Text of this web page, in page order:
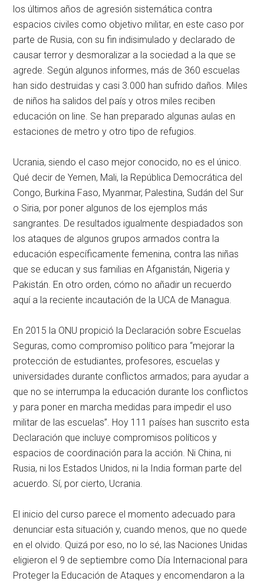
los últimos años de agresión sistemática contra
espacios civiles como objetivo militar, en este caso por
parte de Rusia, con su fin indisimulado y declarado de
causar terror y desmoralizar a la sociedad a la que se
agrede. Según algunos informes, más de 360 escuelas
han sido destruidas y casi 3.000 han sufrido daños. Miles
de niños ha salidos del país y otros miles reciben
educación on line. Se han preparado algunas aulas en
estaciones de metro y otro tipo de refugios.
Ucrania, siendo el caso mejor conocido, no es el único.
Qué decir de Yemen, Mali, la República Democrática del
Congo, Burkina Faso, Myanmar, Palestina, Sudán del Sur
o Siria, por poner algunos de los ejemplos más
sangrantes. De resultados igualmente despiadados son
los ataques de algunos grupos armados contra la
educación específicamente femenina, contra las niñas
que se educan y sus familias en Afganistán, Nigeria y
Pakistán. En otro orden, cómo no añadir un recuerdo
aquí a la reciente incautación de la UCA de Managua.
En 2015 la ONU propició la Declaración sobre Escuelas
Seguras, como compromiso político para “mejorar la
protección de estudiantes, profesores, escuelas y
universidades durante conflictos armados; para ayudar a
que no se interrumpa la educación durante los conflictos
y para poner en marcha medidas para impedir el uso
militar de las escuelas”. Hoy 111 países han suscrito esta
Declaración que incluye compromisos políticos y
espacios de coordinación para la acción. Ni China, ni
Rusia, ni los Estados Unidos, ni la India forman parte del
acuerdo. Sí, por cierto, Ucrania.
El inicio del curso parece el momento adecuado para
denunciar esta situación y, cuando menos, que no quede
en el olvido. Quizá por eso, no lo sé, las Naciones Unidas
eligieron el 9 de septiembre como Día Internacional para
Proteger la Educación de Ataques y encomendaron a la